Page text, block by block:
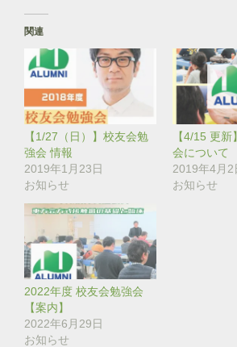
i
t
e
r
で
共
有
(
新
し
い
ウ
ィ
ン
ド
ウ
開
き
ま
す
)
で
共
有
す
る
に
は
ク
リ
ッ
し
て
さ
い
(
新
し
い
ウ
ィ
ン
ド
で
開
関連
【1/27（日）】校友会勉
強会 情報
2019年1月23日
お知らせ
【4/15 更
会について
2019年4月2
お知らせ
2022年度 校友会勉強会
【案内】
2022年6月29日
お知らせ